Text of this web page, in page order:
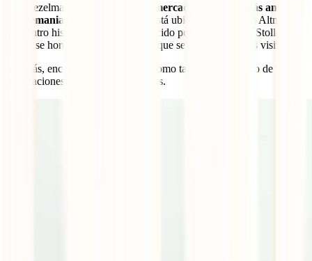
El Striezelmarkt de Dresden
es el mercado navideño más antiguo
de Alemania
, fundado en 1434. Está ubicado en la Plaza Altmarkt
del centro histórico y es muy conocido por el festival del Stollen,
donde se hornea un enorme pastel que se reparte entre los visitantes.
Además, encontrarás actividades como talleres de soplado de vidrio
y actuaciones culturales y musicales.